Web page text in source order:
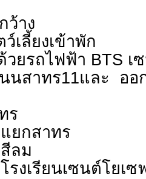
ว้าง
เลี้ยงเข้าพัก
วยรถไฟฟ้า BTS
นสาทร11และ อ
ร
ยกสาทร
ลม
รงเรียนเซนต์โยเ